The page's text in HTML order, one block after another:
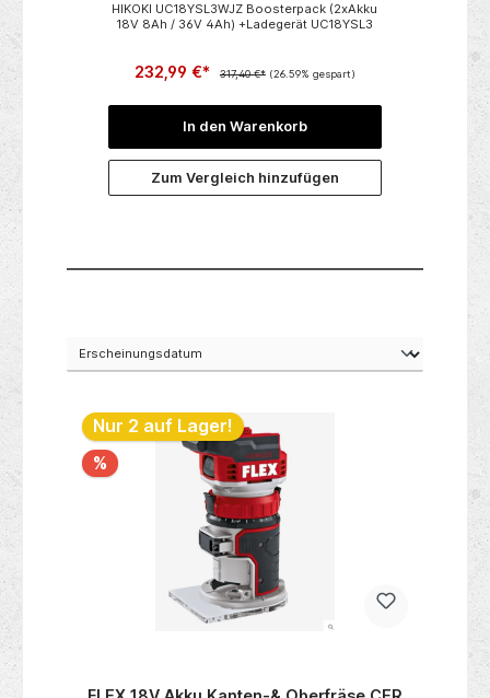
von
HIKOKI UC18YSL3WJZ Boosterpack (2xAkku
18V 8Ah / 36V 4Ah) +Ladegerät UC18YSL3
232,99 €* 317,40 €* (26.59% gespart)
In den Warenkorb
Zum Vergleich hinzufügen
Nur 2 auf Lager!
%